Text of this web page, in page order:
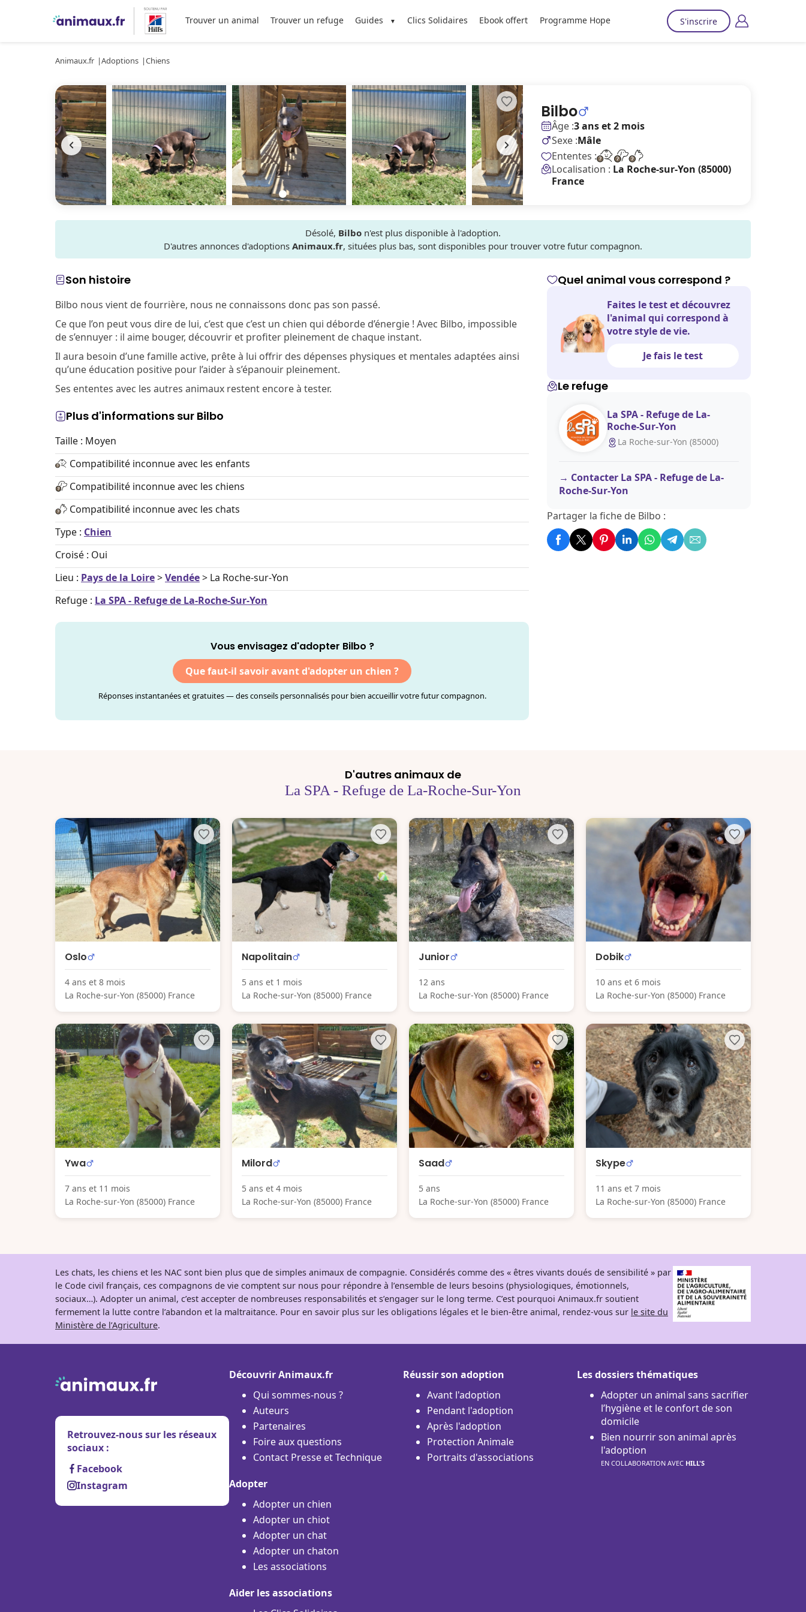
Trouver un animal Trouver un refuge Guides Clics Solidaires Ebook offert Programme Hope S'inscrire
Animaux.fr Adoptions Chiens
Bilbo
Âge :3 ans et 2 mois
Sexe :Mâle
Ententes :
Localisation : La Roche-sur-Yon (85000)
France
Désolé, Bilbo n'est plus disponible à l'adoption.
D'autres annonces d'adoptions Animaux.fr, situées plus bas, sont disponibles pour trouver votre futur compagnon.
Son histoire
Bilbo nous vient de fourrière, nous ne connaissons donc pas son passé.
Ce que l’on peut vous dire de lui, c’est que c’est un chien qui déborde d’énergie ! Avec Bilbo, impossible
de s’ennuyer : il aime bouger, découvrir et profiter pleinement de chaque instant.
Il aura besoin d’une famille active, prête à lui offrir des dépenses physiques et mentales adaptées ainsi
qu’une éducation positive pour l’aider à s’épanouir pleinement.
Ses ententes avec les autres animaux restent encore à tester.
Plus d'informations sur Bilbo
Taille : Moyen
Compatibilité inconnue avec les enfants
Compatibilité inconnue avec les chiens
Compatibilité inconnue avec les chats
Type : Chien
Croisé : Oui
Lieu : Pays de la Loire>Vendée> La Roche-sur-Yon
Refuge : La SPA - Refuge de La-Roche-Sur-Yon
Vous envisagez d'adopter Bilbo ?
Que faut-il savoir avant d'adopter un chien ?
Réponses instantanées et gratuites — des conseils personnalisés pour bien accueillir votre futur compagnon.
Quel animal vous correspond ?
Faites le test et découvrez
l'animal qui correspond à
votre style de vie.
Je fais le test
Le refuge
La SPA - Refuge de La-
Roche-Sur-Yon
La Roche-sur-Yon (85000)
Contacter La SPA - Refuge de La-
Roche-Sur-Yon
Partager la fiche de Bilbo :
D'autres animaux de
La SPA - Refuge de La-Roche-Sur-Yon
Oslo
4 ans et 8 mois
La Roche-sur-Yon (85000) France
Napolitain
5 ans et 1 mois
La Roche-sur-Yon (85000) France
Junior
12 ans
La Roche-sur-Yon (85000) France
Dobik
10 ans et 6 mois
La Roche-sur-Yon (85000) France
Ywa
7 ans et 11 mois
La Roche-sur-Yon (85000) France
Milord
5 ans et 4 mois
La Roche-sur-Yon (85000) France
Saad
5 ans
La Roche-sur-Yon (85000) France
Skype
11 ans et 7 mois
La Roche-sur-Yon (85000) France
Les chats, les chiens et les NAC sont bien plus que de simples animaux de compagnie. Considérés comme des « êtres vivants doués de sensibilité » par
le Code civil français, ces compagnons de vie comptent sur nous pour répondre à l’ensemble de leurs besoins (physiologiques, émotionnels,
sociaux…). Adopter un animal, c’est accepter de nombreuses responsabilités et s’engager sur le long terme. C’est pourquoi Animaux.fr soutient
fermement la lutte contre l’abandon et la maltraitance. Pour en savoir plus sur les obligations légales et le bien-être animal, rendez-vous sur le site du
Ministère de l’Agriculture.
Retrouvez-nous sur les réseaux
sociaux :
Facebook
Instagram
Découvrir Animaux.fr
Qui sommes-nous ?
Auteurs
Partenaires
Foire aux questions
Contact Presse et Technique
Adopter
Adopter un chien
Adopter un chiot
Adopter un chat
Adopter un chaton
Les associations
Aider les associations
Réussir son adoption
Avant l'adoption
Pendant l'adoption
Après l'adoption
Protection Animale
Portraits d'associations
Les dossiers thématiques
Adopter un animal sans sacrifier
l’hygiène et le confort de son
domicile
Bien nourrir son animal après
l'adoption
EN COLLABORATION AVEC HILL'S